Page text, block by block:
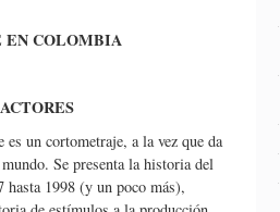
EN COLOMBIA
un cortometraje, a la vez que da
Se presenta la historia del
hasta 1998 (y un poco más),